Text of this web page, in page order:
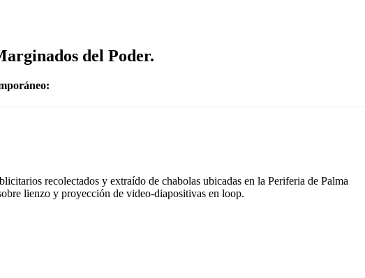
del Poder.
recolectados y extraído de chabolas ubicadas en la Periferia de Palma
lienzo y proyección de video-diapositivas en loop.